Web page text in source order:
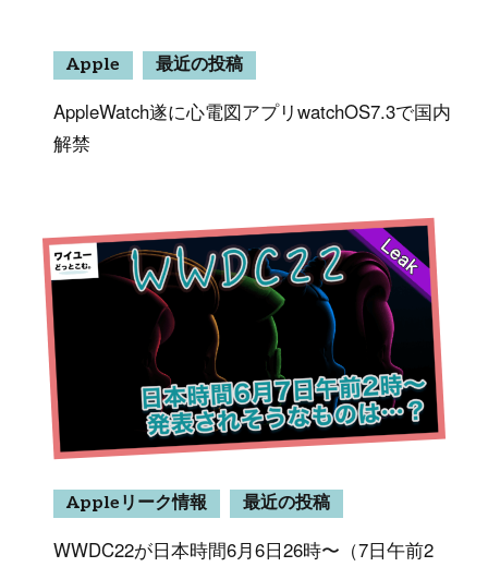
Apple 最近の投稿
AppleWatch遂に心電図アプリwatchOS7.3で国内
解禁
Appleリーク情報 最近の投稿
WWDC22が日本時間6月6日26時〜（7日午前2